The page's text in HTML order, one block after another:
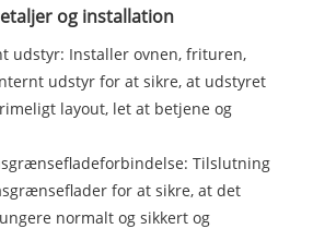
og installation
udstyr: Installer ovnen, frituren,
udstyr for at sikre, at udstyret
layout, let at betjene og
Tilslutning
for at sikre, at det
normalt og sikkert og